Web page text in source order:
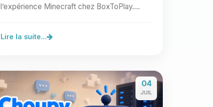
l’expérience Minecraft chez BoxToPlay.
Lire la suite...
04
JUIL